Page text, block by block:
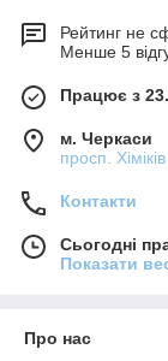
Рейтинг не
Менше 5
Працює з
м. Черкаси
просп.
Контакти
Сьогодні
Показати
Про нас